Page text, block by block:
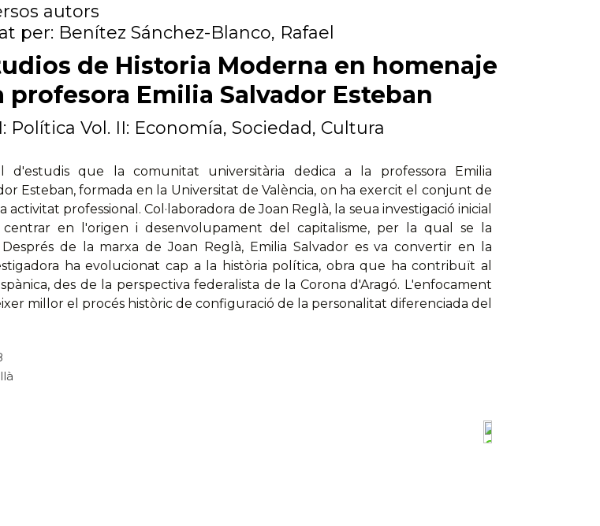
autors
per: Benítez Sánchez-Blanco, Rafael
de Historia Moderna en homenaje
profesora Emilia Salvador Esteban
Política Vol. II: Economía, Sociedad, Cultura
d'estudis que la comunitat universitària dedica a la professora Emilia
Esteban, formada en la Universitat de València, on ha exercit el conjunt de
activitat professional. Col·laboradora de Joan Reglà, la seua investigació inicial
centrar en l'origen i desenvolupament del capitalisme, per la qual se la
de la marxa de Joan Reglà, Emilia Salvador es va convertir en la
ha evolucionat cap a la història política, obra que ha contribuït al
des de la perspectiva federalista de la Corona d'Aragó. L'enfocament
millor el procés històric de configuració de la personalitat diferenciada del